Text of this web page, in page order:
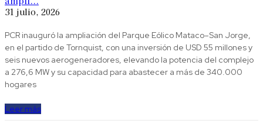
31 julio, 2026
PCR inauguró la ampliación del Parque Eólico Mataco–San Jorge,
en el partido de Tornquist, con una inversión de USD 55 millones y
seis nuevos aerogeneradores, elevando la potencia del complejo
a 276,6 MW y su capacidad para abastecer a más de 340.000
hogares
Leer más